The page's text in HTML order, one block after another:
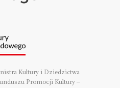
Kultury i Dziedzictwa
Promocji Kultury –